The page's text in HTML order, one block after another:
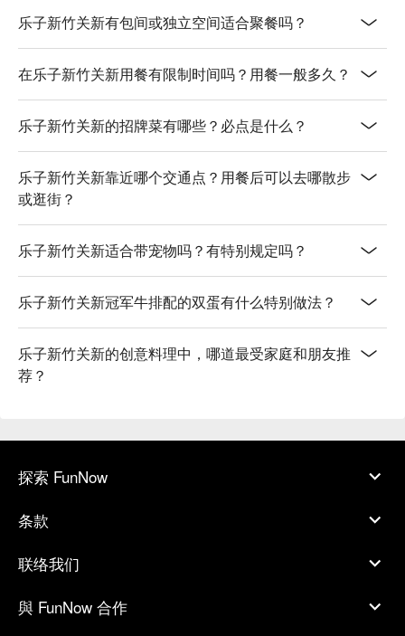
乐子新竹关新有包间或独立空间适合聚餐吗？
在乐子新竹关新用餐有限制时间吗？用餐一般多久？
乐子新竹关新的招牌菜有哪些？必点是什么？
乐子新竹关新靠近哪个交通点？用餐后可以去哪散步
或逛街？
乐子新竹关新适合带宠物吗？有特别规定吗？
乐子新竹关新冠军牛排配的双蛋有什么特别做法？
乐子新竹关新的创意料理中，哪道最受家庭和朋友推
荐？
探索 FunNow
条款
联络我们
與 FunNow 合作